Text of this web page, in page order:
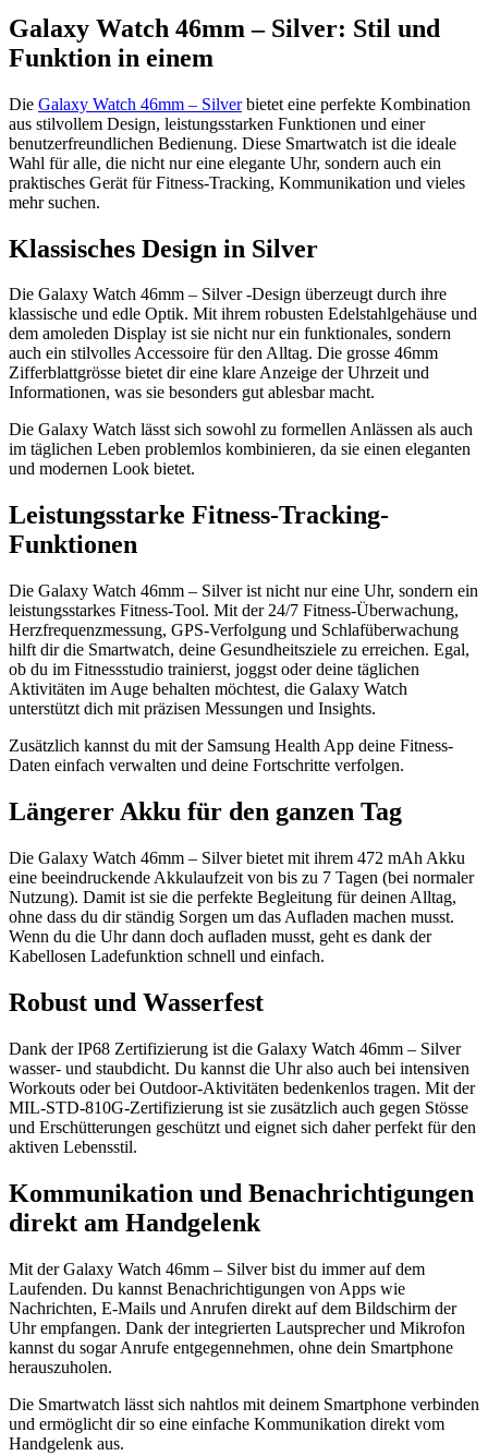
Galaxy Watch 46mm – Silver: Stil und
Funktion in einem
Die Galaxy Watch 46mm – Silverbietet eine perfekte Kombination
aus stilvollem Design, leistungsstarken Funktionen und einer
benutzerfreundlichen Bedienung. Diese Smartwatch ist die ideale
Wahl für alle, die nicht nur eine elegante Uhr, sondern auch ein
praktisches Gerät für Fitness-Tracking, Kommunikation und vieles
mehr suchen.
Klassisches Design in Silver
Die Galaxy Watch 46mm – Silver -Design überzeugt durch ihre
klassische und edle Optik. Mit ihrem robusten Edelstahlgehäuse und
dem amoleden Display ist sie nicht nur ein funktionales, sondern
auch ein stilvolles Accessoire für den Alltag. Die grosse 46mm
Zifferblattgrösse bietet dir eine klare Anzeige der Uhrzeit und
Informationen, was sie besonders gut ablesbar macht.
Die Galaxy Watch lässt sich sowohl zu formellen Anlässen als auch
im täglichen Leben problemlos kombinieren, da sie einen eleganten
und modernen Look bietet.
Leistungsstarke Fitness-Tracking-
Funktionen
Die Galaxy Watch 46mm – Silver ist nicht nur eine Uhr, sondern ein
leistungsstarkes Fitness-Tool. Mit der 24/7 Fitness-Überwachung,
Herzfrequenzmessung, GPS-Verfolgung und Schlafüberwachung
hilft dir die Smartwatch, deine Gesundheitsziele zu erreichen. Egal,
ob du im Fitnessstudio trainierst, joggst oder deine täglichen
Aktivitäten im Auge behalten möchtest, die Galaxy Watch
unterstützt dich mit präzisen Messungen und Insights.
Zusätzlich kannst du mit der Samsung Health App deine Fitness-
Daten einfach verwalten und deine Fortschritte verfolgen.
Längerer Akku für den ganzen Tag
Die Galaxy Watch 46mm – Silver bietet mit ihrem 472 mAh Akku
eine beeindruckende Akkulaufzeit von bis zu 7 Tagen (bei normaler
Nutzung). Damit ist sie die perfekte Begleitung für deinen Alltag,
ohne dass du dir ständig Sorgen um das Aufladen machen musst.
Wenn du die Uhr dann doch aufladen musst, geht es dank der
Kabellosen Ladefunktion schnell und einfach.
Robust und Wasserfest
Dank der IP68 Zertifizierung ist die Galaxy Watch 46mm – Silver
wasser- und staubdicht. Du kannst die Uhr also auch bei intensiven
Workouts oder bei Outdoor-Aktivitäten bedenkenlos tragen. Mit der
MIL-STD-810G-Zertifizierung ist sie zusätzlich auch gegen Stösse
und Erschütterungen geschützt und eignet sich daher perfekt für den
aktiven Lebensstil.
Kommunikation und Benachrichtigungen
direkt am Handgelenk
Mit der Galaxy Watch 46mm – Silver bist du immer auf dem
Laufenden. Du kannst Benachrichtigungen von Apps wie
Nachrichten, E-Mails und Anrufen direkt auf dem Bildschirm der
Uhr empfangen. Dank der integrierten Lautsprecher und Mikrofon
kannst du sogar Anrufe entgegennehmen, ohne dein Smartphone
herauszuholen.
Die Smartwatch lässt sich nahtlos mit deinem Smartphone verbinden
und ermöglicht dir so eine einfache Kommunikation direkt vom
Handgelenk aus.